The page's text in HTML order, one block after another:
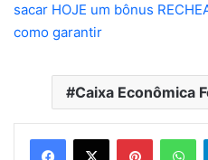
sacar HOJE um bônus
como garantir
Caixa Econômica
Pinterest